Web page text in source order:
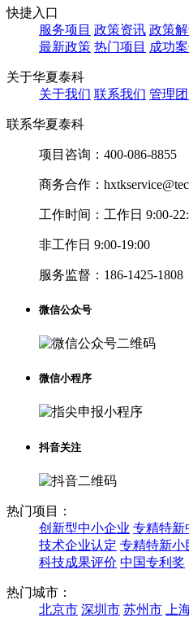
快捷入口
服务项目 政策资讯 政策
最新政策 热门项目 成功
关于华夏泰科
关于我们 联系我们 管理
联系华夏泰科
项目咨询： 400-086-8855
商务合作：
工作时间： 工作日 9:00-
非工作日 9:00-19:00
服务监督： 186-1425-1808
微信公众号
微信小程序
抖音关注
热门项目：
创新型中小企业 专精特新
技术企业认定 专精特新小
科技成果评价 中国专利奖
热门城市：
北京市 深圳市 苏州市 上